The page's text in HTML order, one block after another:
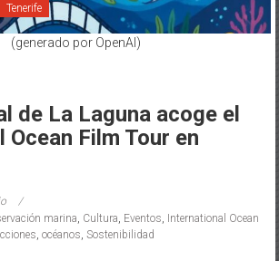
Tenerife
(generado por OpenAI)
de La Laguna acoge el
Film Tour en
marina Cultura Eventos International Ocean
océanos Sostenibilidad